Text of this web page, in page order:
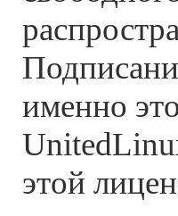
именно
этой